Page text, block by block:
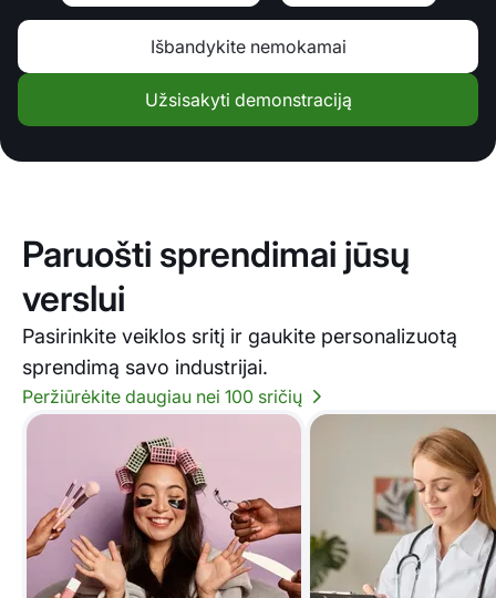
Išbandykite nemokamai
Užsisakyti demonstraciją
Paruošti sprendimai jūsų
verslui
Pasirinkite veiklos sritį ir gaukite personalizuotą
sprendimą savo industrijai.
Peržiūrėkite daugiau nei 100 sričių